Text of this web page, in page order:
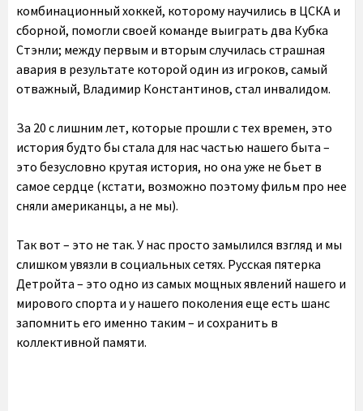
комбинационный хоккей, которому научились в ЦСКА и
сборной, помогли своей команде выиграть два Кубка
Стэнли; между первым и вторым случилась страшная
авария в результате которой один из игроков, самый
отважный, Владимир Константинов, стал инвалидом.
За 20 с лишним лет, которые прошли с тех времен, это
история будто бы стала для нас частью нашего быта –
это безусловно крутая история, но она уже не бьет в
самое сердце (кстати, возможно поэтому фильм про нее
сняли американцы, а не мы).
Так вот – это не так. У нас просто замылился взгляд и мы
слишком увязли в социальных сетях. Русская пятерка
Детройта – это одно из самых мощных явлений нашего и
мирового спорта и у нашего поколения еще есть шанс
запомнить его именно таким – и сохранить в
коллективной памяти.